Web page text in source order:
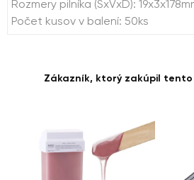
Rozmery pilníka (ŠxVxD):
Počet kusov v balení: 50ks
Zákazník, ktorý zakúpil tento